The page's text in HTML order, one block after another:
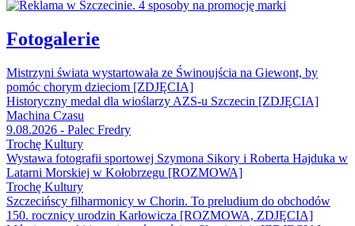
Fotogalerie
Mistrzyni świata wystartowała ze Świnoujścia na Giewont, by
pomóc chorym dzieciom [ZDJĘCIA]
Historyczny medal dla wioślarzy AZS-u Szczecin [ZDJĘCIA]
Machina Czasu
9.08.2026 - Palec Fredry
Trochę Kultury
Wystawa fotografii sportowej Szymona Sikory i Roberta Hajduka w
Latarni Morskiej w Kołobrzegu [ROZMOWA]
Trochę Kultury
Szczecińscy filharmonicy w Chorin. To preludium do obchodów
150. rocznicy urodzin Karłowicza [ROZMOWA, ZDJĘCIA]